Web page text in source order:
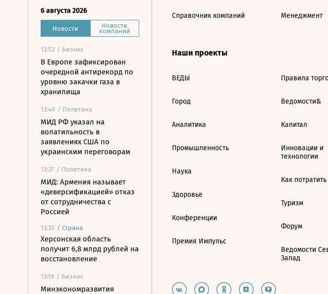
6 августа 2026
Новости Новости
компаний
13:53 / Бизнес
В Европе зафиксирован
очередной антирекорд по
уровню закачки газа в
хранилища
13:49 / Политика
МИД РФ указал на
волатильность в
заявлениях США по
украинским переговорам
13:37 / Политика
МИД: Армения называет
«деверсификацией» отказ
от сотрудничества с
Россией
13:33 / Страна
Херсонская область
получит 6,8 млрд рублей на
восстановление
13:19 / Бизнес
Минэкономразвития
Справочник компаний Менеджмент
Наши проекты
ВЕДЫ
Город
Аналитика
Промышленность
Наука
Здоровье
Конференции
Премия Импульс
Правила
Ведомости&
Капитал
Инновации и
технологии
Как потратить
Туризм
Форум
Ведомости
Запад